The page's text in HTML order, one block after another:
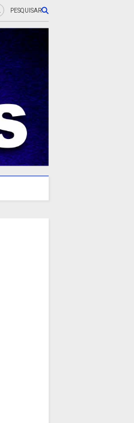
PESQUISAR